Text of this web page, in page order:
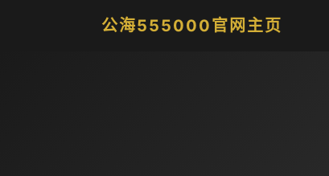
公海555000官网主页